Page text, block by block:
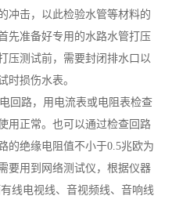
冲击，以此检验水管等材料的
先准备好专用的水路水管打压
压测试前，需要封闭排水口以
时损伤水表。
回路，用电流表或电阻表检查
用正常。也可以通过检查回路
的绝缘电阻值不小于0.5兆欧为
要用到网络测试仪，根据仪器
线电视线、音视频线、音响线